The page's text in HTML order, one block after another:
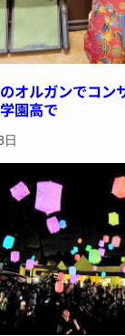
オルガンでコ
園高で